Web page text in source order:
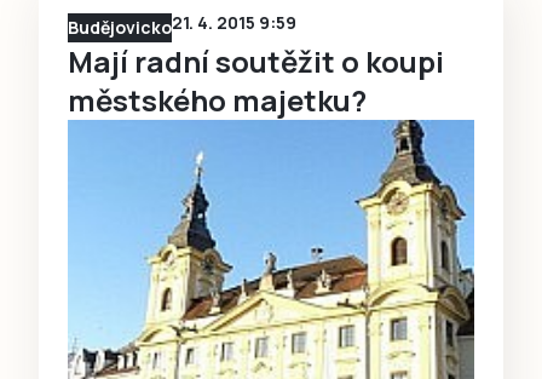
Budějovicko21. 4. 2015 9:59
Mají radní soutěžit o koupi
městského majetku?